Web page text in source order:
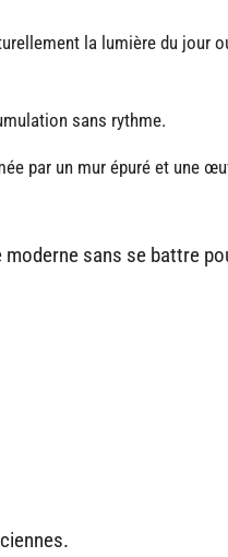
la lumière du jour
sans rythme.
par un mur épuré et une
sans se battre